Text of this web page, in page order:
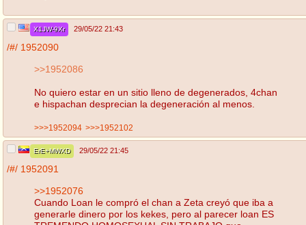
X1JW-9Xr 29/05/22 21:43
/#/ 1952090
>>1952086
No quiero estar en un sitio lleno de degenerados, 4chan
e hispachan desprecian la degeneración al menos.
>>>1952094 >>>1952102
ErE+MWXD 29/05/22 21:45
/#/ 1952091
>>1952076
Cuando Loan le compró el chan a Zeta creyó que iba a
generarle dinero por los kekes, pero al parecer loan ES